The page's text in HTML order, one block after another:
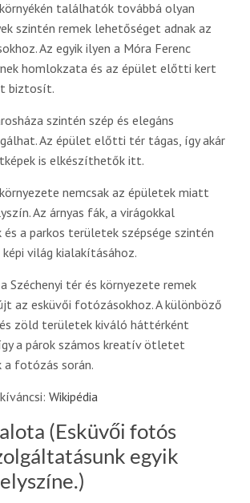
találhatók továbbá olyan
szintén remek lehetőséget adnak az
Az egyik ilyen a Móra Ferenc
homlokzata és az épület előtti kert
biztosít.
szintén szép és elegáns
Az épület előtti tér tágas, így akár
is elkészíthetők itt.
nemcsak az épületek miatt
Az árnyas fák, a virágokkal
a parkos területek szépsége szintén
világ kialakításához.
Széchenyi tér és környezete remek
az esküvői fotózásokhoz. A különböző
zöld területek kiváló háttérként
a párok számos kreatív ötletet
a fotózás során.
Wikipédia
(Esküvői fotós
egyik